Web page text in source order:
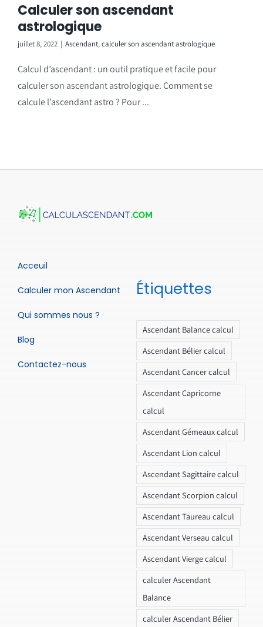
Calculer son ascendant
astrologique
juillet 8, 2022 | Ascendant,calculer son ascendant astrologique
Calcul d’ascendant : un outil pratique et facile pour
calculer son ascendant astrologique. Comment se
calcule l’ascendant astro ? Pour ...
Acceuil
Calculer mon Ascendant
Qui sommes nous ?
Blog
Contactez-nous
Étiquettes
Ascendant Balance calcul
Ascendant Bélier calcul
Ascendant Cancer calcul
Ascendant Capricorne
calcul
Ascendant Gémeaux calcul
Ascendant Lion calcul
Ascendant Sagittaire calcul
Ascendant Scorpion calcul
Ascendant Taureau calcul
Ascendant Verseau calcul
Ascendant Vierge calcul
calculer Ascendant
Balance
calculer Ascendant Bélier